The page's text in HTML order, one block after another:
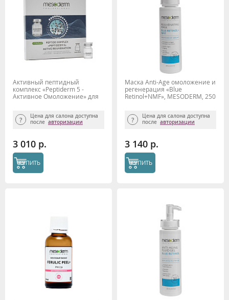
Активный пептидный
комплекс «Peptiderm 5 -
Активное Омоложение» для
мезотерапии ФММТ
Цена для салона доступна
после авторизации
3 010 р.
КУПИТЬ
Маска Anti-Age омоложение и
регенерация «Blue
Retinol+NMF», MESODERM, 250
Цена для салона доступна
после авторизации
3 140 р.
КУПИТЬ